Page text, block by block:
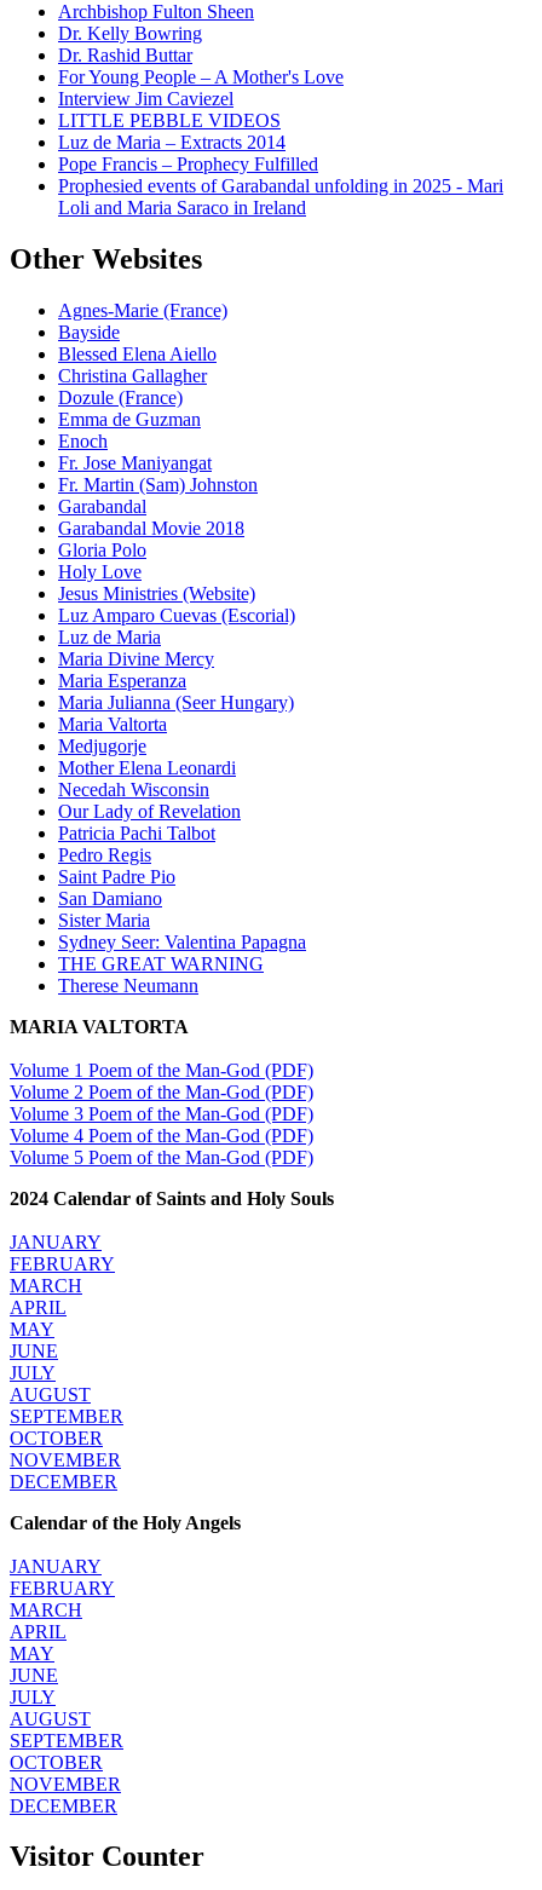
Archbishop Fulton Sheen
Dr. Kelly Bowring
Dr. Rashid Buttar
For Young People – A Mother's Love
Interview Jim Caviezel
LITTLE PEBBLE VIDEOS
Luz de Maria – Extracts 2014
Pope Francis – Prophecy Fulfilled
Prophesied events of Garabandal unfolding in 2025 - Mari
Loli and Maria Saraco in Ireland
Other Websites
Agnes-Marie (France)
Bayside
Blessed Elena Aiello
Christina Gallagher
Dozule (France)
Emma de Guzman
Enoch
Fr. Jose Maniyangat
Fr. Martin (Sam) Johnston
Garabandal
Garabandal Movie 2018
Gloria Polo
Holy Love
Jesus Ministries (Website)
Luz Amparo Cuevas (Escorial)
Luz de Maria
Maria Divine Mercy
Maria Esperanza
Maria Julianna (Seer Hungary)
Maria Valtorta
Medjugorje
Mother Elena Leonardi
Necedah Wisconsin
Our Lady of Revelation
Patricia Pachi Talbot
Pedro Regis
Saint Padre Pio
San Damiano
Sister Maria
Sydney Seer: Valentina Papagna
THE GREAT WARNING
Therese Neumann
MARIA VALTORTA
Volume 1 Poem of the Man-God (PDF)
Volume 2 Poem of the Man-God (PDF)
Volume 3 Poem of the Man-God (PDF)
Volume 4 Poem of the Man-God (PDF)
Volume 5 Poem of the Man-God (PDF)
2024 Calendar of Saints and Holy Souls
JANUARY
FEBRUARY
MARCH
APRIL
MAY
JUNE
JULY
AUGUST
SEPTEMBER
OCTOBER
NOVEMBER
DECEMBER
Calendar of the Holy Angels
JANUARY
FEBRUARY
MARCH
APRIL
MAY
JUNE
JULY
AUGUST
SEPTEMBER
OCTOBER
NOVEMBER
DECEMBER
Visitor Counter